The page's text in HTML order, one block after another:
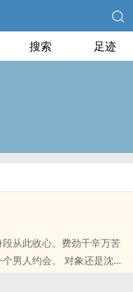
搜索 足迹
从此收心。费劲千辛万苦
男人约会。 对象还是沈晏